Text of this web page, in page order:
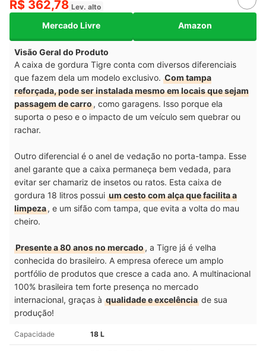
R$ 362,78 Lev. alto
Mercado Livre Amazon
Visão Geral do Produto
A caixa de gordura Tigre conta com diversos diferenciais
que fazem dela um modelo exclusivo. Com tampa
reforçada, pode ser instalada mesmo em locais que sejam
passagem de carro, como garagens. Isso porque ela
suporta o peso e o impacto de um veículo sem quebrar ou
rachar.
Outro diferencial é o anel de vedação no porta-tampa. Esse
anel garante que a caixa permaneça bem vedada, para
evitar ser chamariz de insetos ou ratos. Esta caixa de
gordura 18 litros possui um cesto com alça que facilita a
limpeza, e um sifão com tampa, que evita a volta do mau
cheiro.
Presente a 80 anos no mercado, a Tigre já é velha
conhecida do brasileiro. A empresa oferece um amplo
portfólio de produtos que cresce a cada ano. A multinacional
100% brasileira tem forte presença no mercado
internacional, graças à qualidade e excelência de sua
produção!
Capacidade 18 L